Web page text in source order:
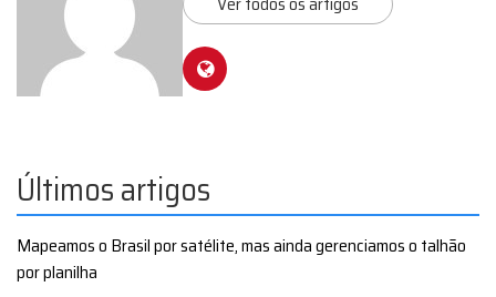
Últimos artigos
Mapeamos o Brasil por satélite, mas ainda gerenciamos o talhão
por planilha